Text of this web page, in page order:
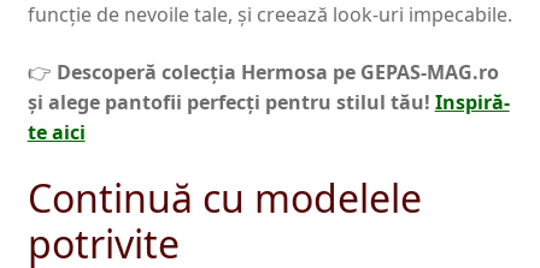
funcție de nevoile tale, și creează look-uri impecabile.
👉 Descoperă colecția Hermosa pe GEPAS-MAG.ro
și alege pantofii perfecți pentru stilul tău! Inspiră-
te aici
Continuă cu modelele
potrivite